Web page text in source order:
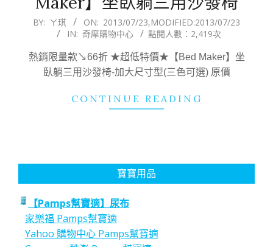
2013-
23
BY: ㄚ琪 ON: 2013/07/23,MODIFIED:2013/07/23
IN: 奇摩購物中心 點閱人數：2,419次
熱銷限量款↘66折 ★超低特價★【Bed Maker】坐
臥躺三用沙發椅-加大尺寸型(三色可選) 原價
CONTINUE READING
寶寶用品
【Pamps幫寶適】尿布
家樂福 Pamps幫寶適
Yahoo 購物中心 Pamps幫寶適